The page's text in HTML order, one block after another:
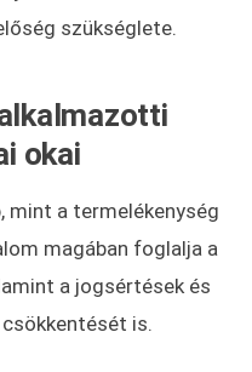
szükséglete.
okai
mint a termelékenység
magában foglalja a
a jogsértések és
is.